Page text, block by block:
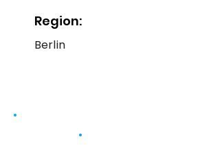
Region:
Berlin